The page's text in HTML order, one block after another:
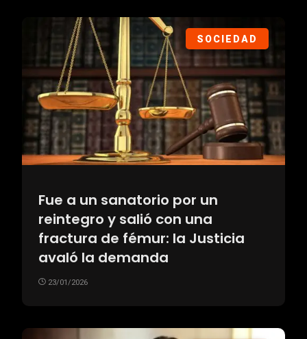
SOCIEDAD
Fue a un sanatorio por un
reintegro y salió con una
fractura de fémur: la Justicia
avaló la demanda
23/01/2026